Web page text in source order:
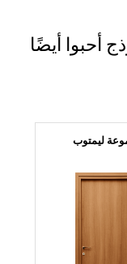
أحبوا أيضًا
ليمتوب